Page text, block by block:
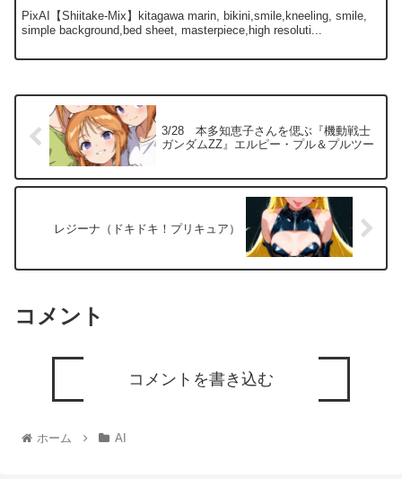
PixAI【Shiitake-Mix】kitagawa marin, bikini,smile,kneeling, smile,
simple background,bed sheet, masterpiece,high resoluti...
3/28 本多知恵子さんを偲ぶ『機動戦士
ガンダムZZ』エルピー・プル＆プルツー
レジーナ（ドキドキ！プリキュア）
コメント
コメントを書き込む
ホーム AI